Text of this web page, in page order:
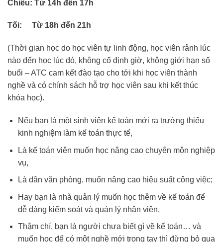
Chiều: Từ 14h đến 17h
Tối: Từ 18h đến 21h
(Thời gian học do học viên tự linh động, học viên rảnh lúc
nào đến học lúc đó, không cố định giờ, không giới hạn số
buổi – ATC cam kết đào tạo cho tới khi học viên thành
nghề và có chính sách hỗ trợ học viên sau khi kết thúc
khóa học).
Nếu bạn là một sinh viên kế toán mới ra trường thiếu
kinh nghiệm làm kế toán thực tế,
Là kế toán viên muốn học nâng cao chuyên môn nghiệp
vụ,
Là dân văn phòng, muốn nâng cao hiệu suất công việc;
Hay bạn là nhà quản lý muốn học thêm về kế toán để
dễ dàng kiểm soát và quản lý nhân viên,
Thậm chí, bạn là người chưa biết gì về kế toán… và
muốn học để có một nghề mới trong tay thì đừng bỏ qua